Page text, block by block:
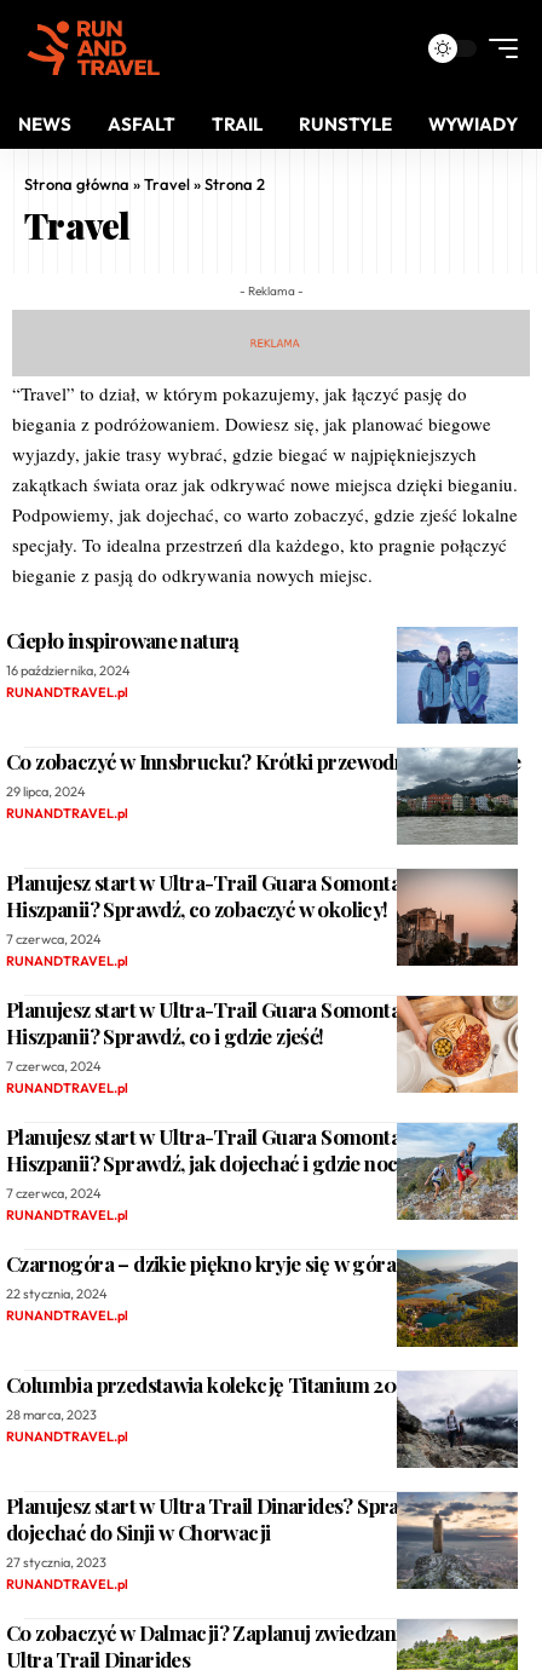
NEWS ASFALT TRAIL RUNSTYLE WYWIADY
Strona główna »Travel»Strona 2
Travel
- Reklama -
“Travel” to dział, w którym pokazujemy, jak łączyć pasję do
biegania z podróżowaniem. Dowiesz się, jak planować biegowe
wyjazdy, jakie trasy wybrać, gdzie biegać w najpiękniejszych
zakątkach świata oraz jak odkrywać nowe miejsca dzięki bieganiu.
Podpowiemy, jak dojechać, co warto zobaczyć, gdzie zjeść lokalne
specjały. To idealna przestrzeń dla każdego, kto pragnie połączyć
bieganie z pasją do odkrywania nowych miejsc.
Ciepło inspirowane naturą
16 października, 2024
RUNANDTRAVEL.pl
Co zobaczyć w Innsbrucku? Krótki przewodnik po mieście
29 lipca, 2024
RUNANDTRAVEL.pl
Planujesz start w Ultra-Trail Guara Somontano w
Hiszpanii? Sprawdź, co zobaczyć w okolicy!
7 czerwca, 2024
RUNANDTRAVEL.pl
Planujesz start w Ultra-Trail Guara Somontano w
Hiszpanii? Sprawdź, co i gdzie zjeść!
7 czerwca, 2024
RUNANDTRAVEL.pl
Planujesz start w Ultra-Trail Guara Somontano w
Hiszpanii? Sprawdź, jak dojechać i gdzie nocować.
7 czerwca, 2024
RUNANDTRAVEL.pl
Czarnogóra – dzikie piękno kryje się w górach i parkach
22 stycznia, 2024
RUNANDTRAVEL.pl
Columbia przedstawia kolekcję Titanium 2023
28 marca, 2023
RUNANDTRAVEL.pl
Planujesz start w Ultra Trail Dinarides? Sprawdź, jak
dojechać do Sinji w Chorwacji
27 stycznia, 2023
RUNANDTRAVEL.pl
Co zobaczyć w Dalmacji? Zaplanuj zwiedzanie po biegu
Ultra Trail Dinarides